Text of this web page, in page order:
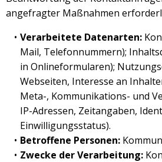
angefragter Maßnahmen
Verarbeitete Datenarten:
Mail, Telefonnummern);
in Onlineformularen);
Webseiten, Interesse an
Meta-, Kommunikations- und
IP-Adressen, Zeitangaben,
Einwilligungsstatus).
Betroffene Personen:
Zwecke der Verarbeitung: